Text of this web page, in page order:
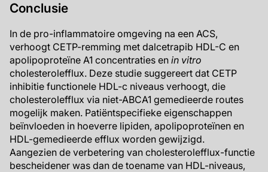
Conclusie
In de pro-inflammatoire omgeving na een ACS,
verhoogt CETP-remming met dalcetrapib HDL-C en
apolipoproteïne A1 concentraties en in vitro
cholesterolefflux. Deze studie suggereert dat CETP
inhibitie functionele HDL-c niveaus verhoogt, die
cholesterolefflux via niet-ABCA1 gemedieerde routes
mogelijk maken. Patiëntspecifieke eigenschappen
beïnvloeden in hoeverre lipiden, apolipoproteïnen en
HDL-gemedieerde efflux worden gewijzigd.
Aangezien de verbetering van cholesterolefflux-functie
bescheidener was dan de toename van HDL-niveaus,